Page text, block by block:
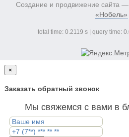
Создание и продвижение сайта —
«Нобель»
total time: 0.2119 s | query time:
×
Заказать обратный звонок
Мы свяжемся с вами в